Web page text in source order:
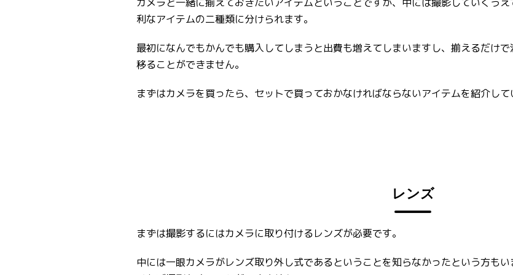
利なアイテムの二種類に分けられます。
最初になんでもかんでも購入してしまうと出費も増えてしまいますし、揃えるだけ
移ることができません。
まずはカメラを買ったら、セットで買っておかなければならないアイテムを紹介して
レンズ
まずは撮影するにはカメラに取り付けるレンズが必要です。
中には一眼カメラがレンズ取り外し式であるということを知らなかったという方も